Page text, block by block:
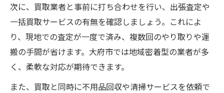
次に、買取業者と事前に打ち合わせを行い、出張査定や
一括買取サービスの有無を確認しましょう。これによ
り、現地での査定が一度で済み、複数回のやり取りや運
搬の手間が省けます。大府市では地域密着型の業者が多
く、柔軟な対応が期待できます。
また、買取と同時に不用品回収や清掃サービスを依頼で